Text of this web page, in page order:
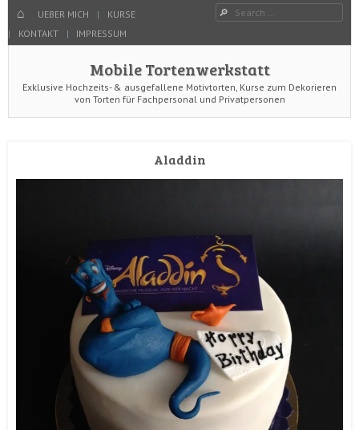
HOME
Menu
SKIP TO CONTENT
UEBER MICH
KURSE
KONTAKT
IMPRESSUM
Search
Mobile Tortenwerkstatt
Exklusive Hochzeits- & ausgefallene Motivtorten, Kurse zum Dekorieren
von Torten für Fachpersonal und Privatpersonen
Aladdin